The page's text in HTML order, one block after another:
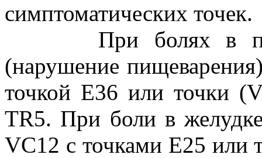
симптоматических точек.
При болях в
(нарушение
точкой Е36 или точки
TR5. При боли в
VC12 с точками Е25 или